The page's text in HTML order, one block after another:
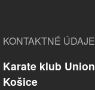
KONTAKTNÉ ÚDAJE
Karate klub
Košice